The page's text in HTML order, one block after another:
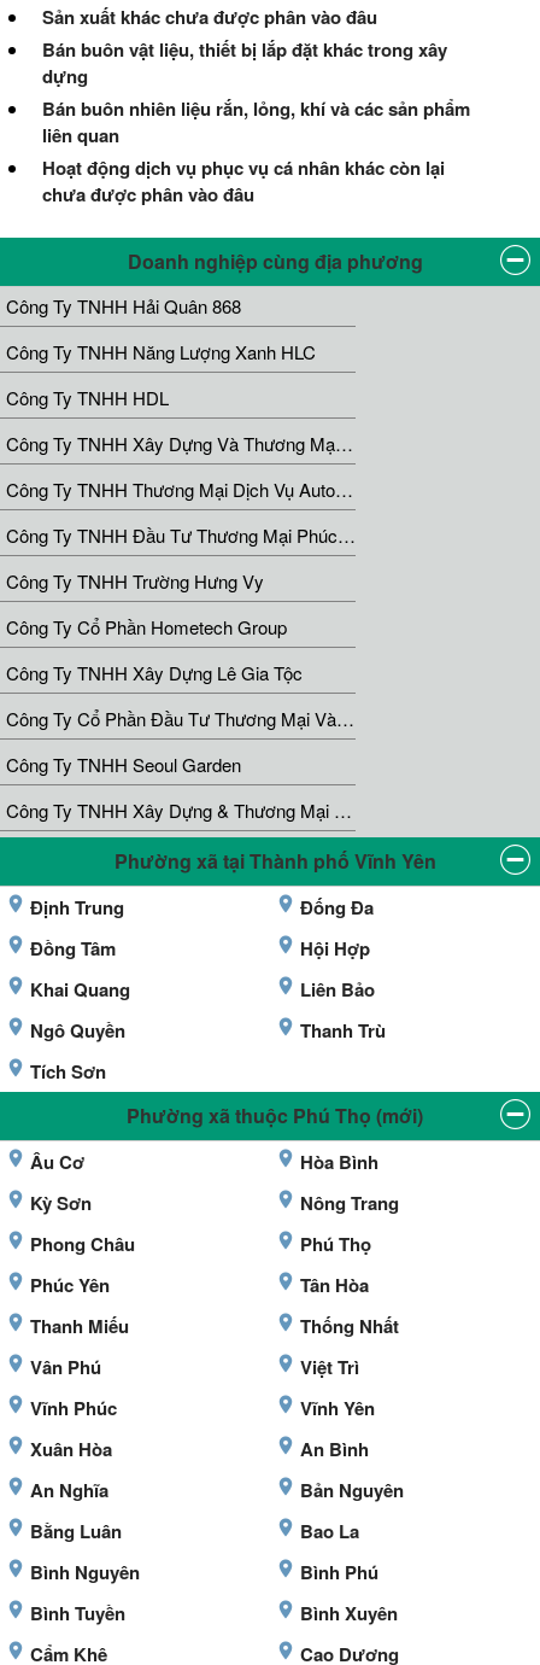
Sản xuất khác chưa được phân vào đâu
Bán buôn vật liệu, thiết bị lắp đặt khác trong xây
dựng
Bán buôn nhiên liệu rắn, lỏng, khí và các sản phẩm
liên quan
Hoạt động dịch vụ phục vụ cá nhân khác còn lại
chưa được phân vào đâu
Doanh nghiệp cùng địa phương
Công Ty TNHH Hải Quân 868
Công Ty TNHH Năng Lượng Xanh HLC
Công Ty TNHH HDL
Công Ty TNHH Xây Dựng Và Thương Mại 3D Architecture
Công Ty TNHH Thương Mại Dịch Vụ Auto Hoàng Anh
Công Ty TNHH Đầu Tư Thương Mại Phúc Đạt
Công Ty TNHH Trường Hưng Vy
Công Ty Cổ Phần Hometech Group
Công Ty TNHH Xây Dựng Lê Gia Tộc
Công Ty Cổ Phần Đầu Tư Thương Mại Và Phát Triển Thành Tín
Công Ty TNHH Seoul Garden
Công Ty TNHH Xây Dựng & Thương Mại Quốc Cường
Phường xã tại Thành phố Vĩnh Yên
Định Trung
Đống Đa
Đồng Tâm
Hội Hợp
Khai Quang
Liên Bảo
Ngô Quyền
Thanh Trù
Tích Sơn
Phường xã thuộc Phú Thọ (mới)
Âu Cơ
Hòa Bình
Kỳ Sơn
Nông Trang
Phong Châu
Phú Thọ
Phúc Yên
Tân Hòa
Thanh Miếu
Thống Nhất
Vân Phú
Việt Trì
Vĩnh Phúc
Vĩnh Yên
Xuân Hòa
An Bình
An Nghĩa
Bản Nguyên
Bằng Luân
Bao La
Bình Nguyên
Bình Phú
Bình Tuyền
Bình Xuyên
Cẩm Khê
Cao Dương